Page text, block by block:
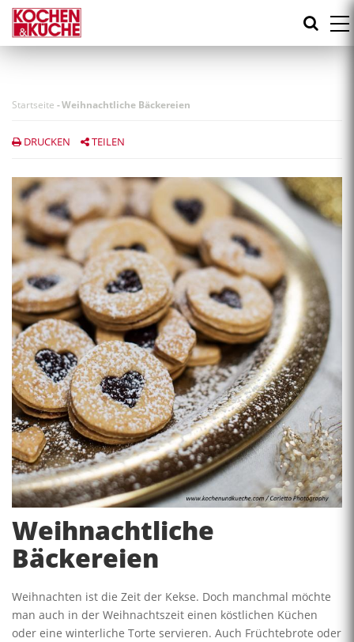
Direkt
zum
Inhalt
Startseite -Weihnachtliche Bäckereien
DRUCKEN TEILEN
Weihnachtliche
Bäckereien
Weihnachten ist die Zeit der Kekse. Doch manchmal möchte
man auch in der Weihnachtszeit einen köstlichen Küchen
oder eine winterliche Torte servieren. Auch Früchtebrote oder